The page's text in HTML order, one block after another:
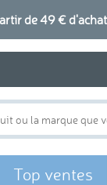
de 49 €
Top ventes